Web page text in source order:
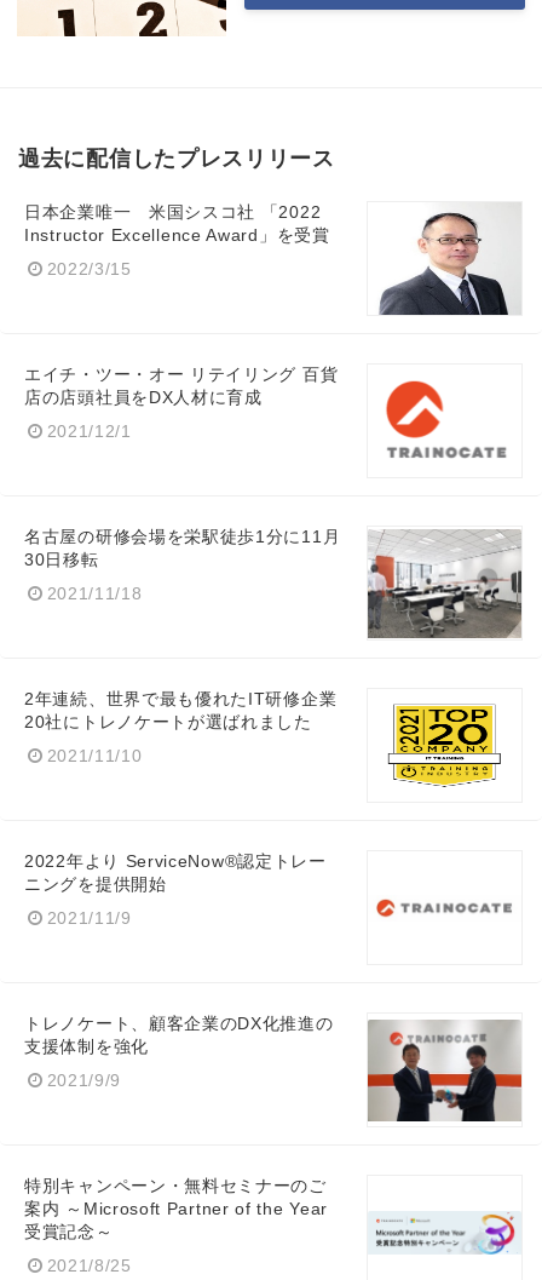
過去に配信したプレスリリース
日本企業唯一 米国シスコ社 「2022
Instructor Excellence Award」を受賞
2022/3/15
エイチ・ツー・オー リテイリング 百貨
店の店頭社員をDX人材に育成
2021/12/1
名古屋の研修会場を栄駅徒歩1分に11月
30日移転
2021/11/18
2年連続、世界で最も優れたIT研修企業
20社にトレノケートが選ばれました
2021/11/10
2022年より ServiceNow®認定トレー
ニングを提供開始
2021/11/9
トレノケート、顧客企業のDX化推進の
支援体制を強化
2021/9/9
特別キャンペーン・無料セミナーのご
案内 ～Microsoft Partner of the Year
受賞記念～
2021/8/25